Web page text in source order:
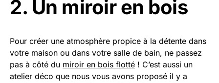
2. Un miroir en bois
Pour créer une atmosphère propice à la détente dans
votre maison ou dans votre salle de bain, ne passez
pas à côté du miroir en bois flotté ! C’est aussi un
atelier déco que nous vous avons proposé il y a